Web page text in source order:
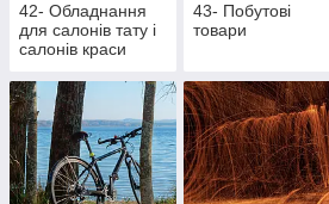
42- Обладнання
для салонів тату і
салонів краси
43- Побутові
товари